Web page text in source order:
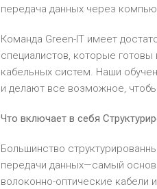
передача данных через
Команда Green-IT имеет
специалистов, которые
кабельных систем. Наши
и делают все возможное,
Что включает в себя
Большинство
передачи данных—самый
волоконно-оптические